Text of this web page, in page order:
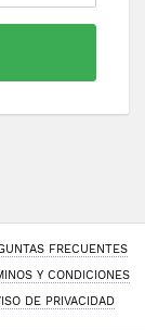
FRECUENTES
Y CONDICIONES
DE PRIVACIDAD